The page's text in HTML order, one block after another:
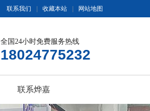
联系我们 收藏本站 网站地图
全国24小时免费服务热线
18024775232
联系烨嘉